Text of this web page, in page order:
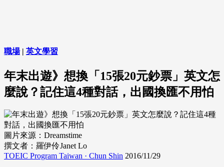
職場| 英文學習
年末出遊》想換「15張20元鈔票」英文怎
麼說？記住這4種對話，出國換匯不用怕
圖片來源：Dreamstime
撰文者：羅伊伶Janet Lo
TOEIC Program Taiwan · Chun Shin 2016/11/29